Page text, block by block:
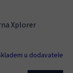
Xplorer
u dodavatele